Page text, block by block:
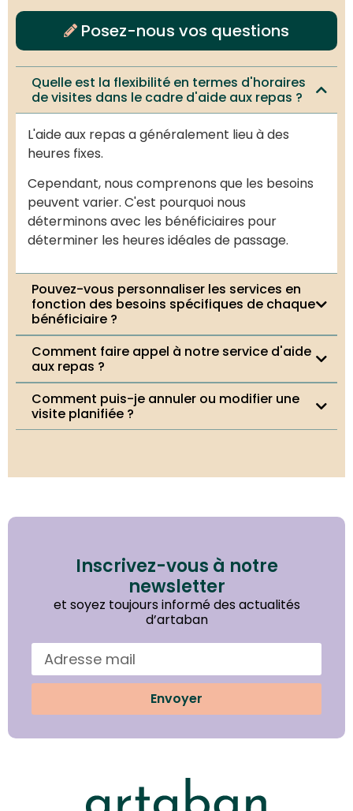
Posez-nous vos questions
Quelle est la flexibilité en termes d'horaires
de visites dans le cadre d'aide aux repas ?
L'aide aux repas a généralement lieu à des
heures fixes.
Cependant, nous comprenons que les besoins
peuvent varier. C'est pourquoi nous
déterminons avec les bénéficiaires pour
déterminer les heures idéales de passage.
Pouvez-vous personnaliser les services en
fonction des besoins spécifiques de chaque
bénéficiaire ?
Comment faire appel à notre service d'aide
aux repas ?
Comment puis-je annuler ou modifier une
visite planifiée ?
Inscrivez-vous à notre
newsletter
et soyez toujours informé des actualités
d’artaban
Envoyer